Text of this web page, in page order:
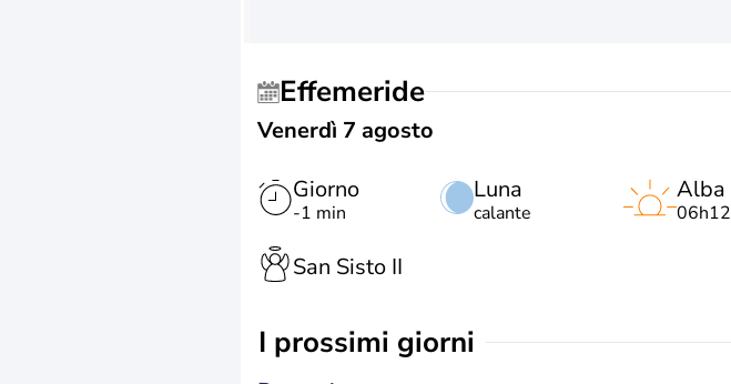
Effemeride
Venerdì 7 agosto
Giorno
-1 min
Luna
calante
Alba
06h12
San Sisto II
i prossimi giorni